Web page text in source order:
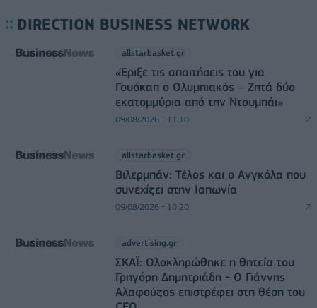
DIRECTION BUSINESS NETWORK
allstarbasket.gr
«Έριξε τις απαιτήσεις του για
Γουόκαπ ο Ολυμπιακός – Ζητά δύο
εκατομμύρια από την Ντουμπάι»
09/08/2026 - 11:10
allstarbasket.gr
Βιλερμπάν: Τέλος και ο Ανγκόλα που
συνεχίζει στην Ιαπωνία
09/08/2026 - 10:20
advertising.gr
ΣΚΑΪ: Ολοκληρώθηκε η θητεία του
Γρηγόρη Δημητριάδη - Ο Γιάννης
Αλαφούζος επιστρέφει στη θέση του